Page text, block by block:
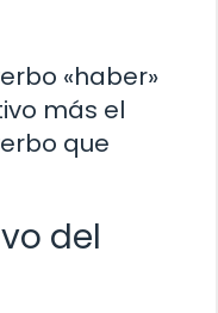
«haber»
más el
que
del